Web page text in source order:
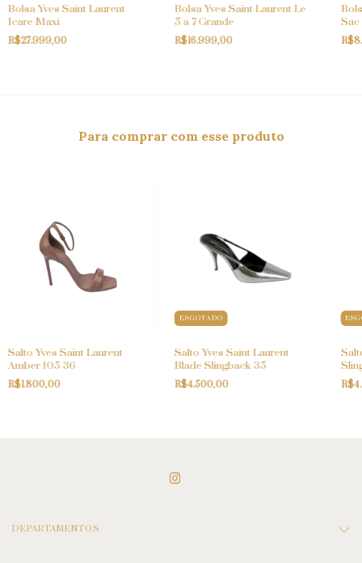
Bolsa Yves Saint Laurent
Icare Maxi
R$27.999,00
Bolsa Yves Saint Laurent Le
5 a 7 Grande
R$16.999,00
Sac
Para comprar com esse produto
Salto Yves Saint Laurent
Amber 105 36
R$1.800,00
ESGOTADO
Salto Yves Saint Laurent
Blade Slingback 35
R$4.500,00
DEPARTAMENTOS